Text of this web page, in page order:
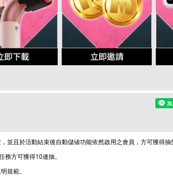
並且於活動結束後自動儲値功能依然啟用之會員，方可獲得抽
方可獲得10連抽。
規範。